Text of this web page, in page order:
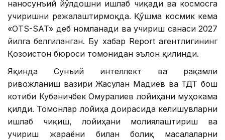
наносунъий йўлдошни ишлаб чиқади ва космосга
учиришни режалаштирмоқда. Қўшма космик кема
«OTS-SAT» деб номланади ва учириш санаси 2027
йилга белгиланган. Бу хабар Report агентлигининг
Қозоғистон бюроси томонидан эълон қилинди.
Яқинда Сунъий интеллект ва рақамли
ривожланиш вазири Жасулан Мадиев ва ТДТ бош
котиби Кубаничбек Омуралиев лойиҳани муҳокама
қилди. Томонлар лойиҳа доирасида келишувларни
ишлаб чиқиш, лойиҳани молиялаштириш ва
учириш жараёни билан боғлиқ масалаларни